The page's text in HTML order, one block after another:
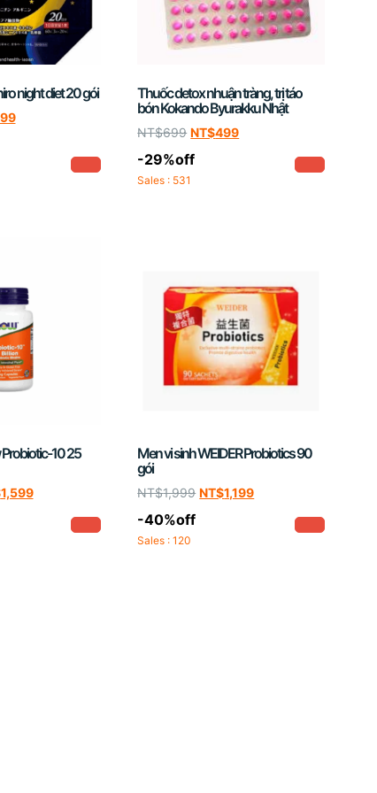
night diet 20 gói
Thuốc detox nhuận tràng, trị táo
bón Kokando Byurakku Nhật
NT$699 NT$499
-29%off
Sales : 531
10 25
1,599
Men vi sinh WEIDER Probiotics 90
gói
NT$1,999 NT$1,199
-40%off
Sales : 120